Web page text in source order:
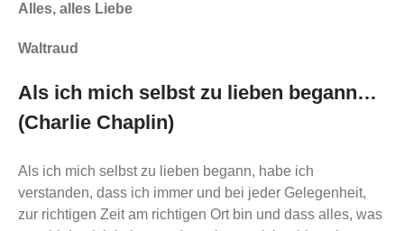
Alles, alles Liebe
Waltraud
Als ich mich selbst zu lieben begann…
(Charlie Chaplin)
Als ich mich selbst zu lieben begann, habe ich
verstanden, dass ich immer und bei jeder Gelegenheit,
zur richtigen Zeit am richtigen Ort bin und dass alles, was